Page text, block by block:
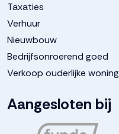
Taxaties
Verhuur
Nieuwbouw
Bedrijfsonroerend goed
Verkoop ouderlijke woning
Aangesloten bij